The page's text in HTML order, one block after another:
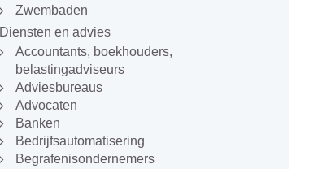
Zwembaden
Diensten en advies
Accountants, boekhouders,
belastingadviseurs
Adviesbureaus
Advocaten
Banken
Bedrijfsautomatisering
Begrafenisondernemers